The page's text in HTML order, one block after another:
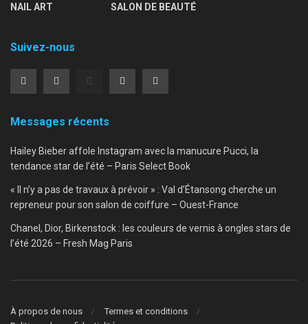
NAIL ART
SALON DE BEAUTÉ
Suivez-nous
Messages récents
Hailey Bieber affole Instagram avec la manucure Pucci, la
tendance star de l’été – Paris Select Book
« Il n’y a pas de travaux à prévoir » : Val d’Étansong cherche un
repreneur pour son salon de coiffure – Ouest-France
Chanel, Dior, Birkenstock : les couleurs de vernis à ongles stars de
l’été 2026 – Fresh Mag Paris
À propos de nous
Termes et conditions